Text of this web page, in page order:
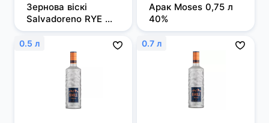
Зернова віскі
Salvadoreno RYE
0,7л 50%
Арак Moses 0,75 л
40%
0.5 л 0.7 л